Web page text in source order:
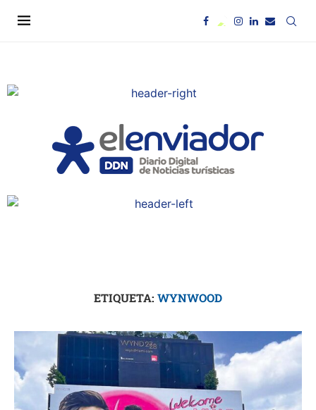
ETIQUETA: WYNWOOD